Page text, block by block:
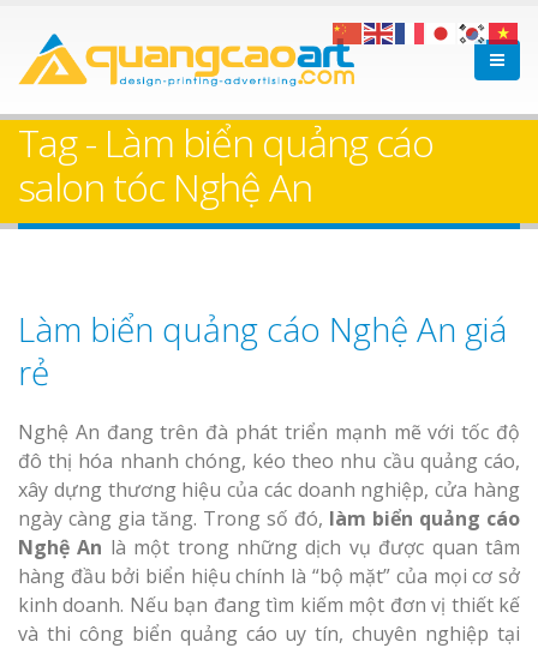
Tag - Làm biển quảng cáo
salon tóc Nghệ An
Làm biển quảng cáo Nghệ An giá
rẻ
Nghệ An đang trên đà phát triển mạnh mẽ với tốc độ
đô thị hóa nhanh chóng, kéo theo nhu cầu quảng cáo,
xây dựng thương hiệu của các doanh nghiệp, cửa hàng
ngày càng gia tăng. Trong số đó, làm biển quảng cáo
Nghệ An là một trong những dịch vụ được quan tâm
hàng đầu bởi biển hiệu chính là “bộ mặt” của mọi cơ sở
kinh doanh. Nếu bạn đang tìm kiếm một đơn vị thiết kế
và thi công biển quảng cáo uy tín, chuyên nghiệp tại